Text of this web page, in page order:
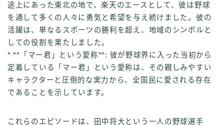
途上にあった東北の地で、楽天のエースとして、彼は野球
を通して多くの人々に勇気と希望を与え続けました。彼の
活躍は、単なるスポーツの勝利を超え、地域のシンボルと
しての役割を果たしました。
* **「マー君」という愛称**: 彼が野球界に入った当初から
定着している「マー君」という愛称は、その親しみやすい
キャラクターと圧倒的な実力から、全国民に愛される存在
であることを示しています。
これらのエピソードは、田中将大という一人の野球選手